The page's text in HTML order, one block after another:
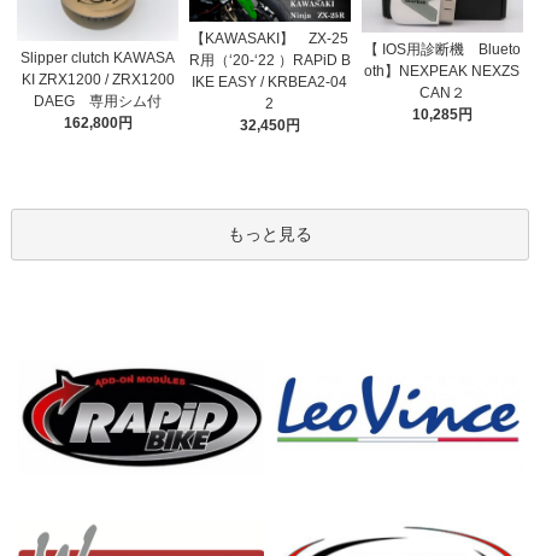
Slipper clutch KAWASA
KI ZRX1200 / ZRX1200
DAEG 専用シム付
162,800円
【KAWASAKI】 ZX-25
R用（‘20-‘22 ）RAPiD B
IKE EASY / KRBEA2-04
2
32,450円
【 IOS用診断機 Blueto
oth】NEXPEAK NEXZS
CAN２
10,285円
もっと見る